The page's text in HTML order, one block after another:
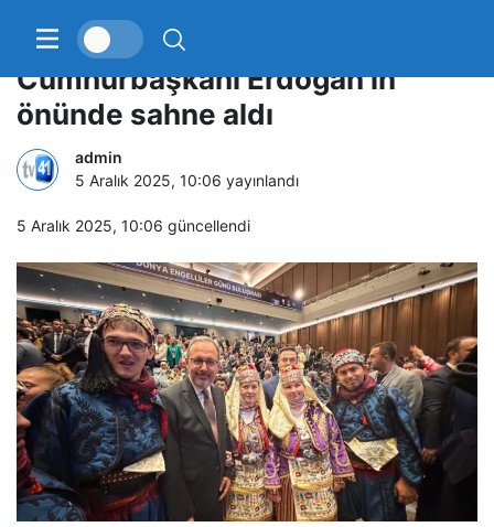
Kocaeli’nin “Gonca Efeleri”
Cumhurbaşkanı Erdoğan’ın
önünde sahne aldı
admin
5 Aralık 2025, 10:06 yayınlandı
5 Aralık 2025, 10:06 güncellendi